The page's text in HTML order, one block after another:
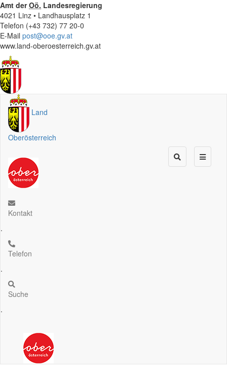
Amt derOö. Landesregierung
4021 Linz • Landhausplatz 1
Telefon (+43 732) 77 20-0
E-Mail post@ooe.gv.at
www.land-oberoesterreich.gv.at
Land
Oberösterreich
Kontakt
.
Telefon
.
Suche
.